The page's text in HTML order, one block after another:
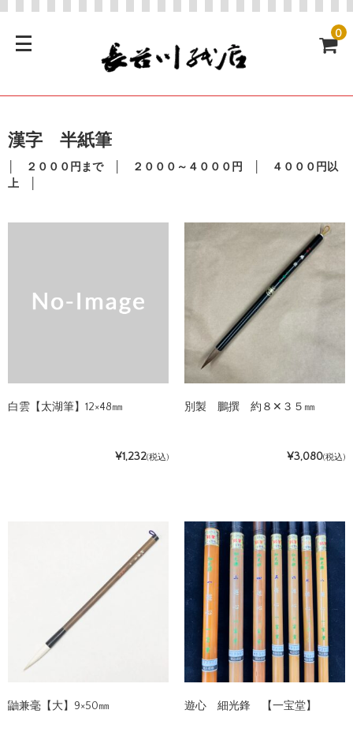
0
漢字 半紙筆
２０００円まで│ ２０００～４０００円
４０００円以
上
白雲【太湖筆】12×48㎜
¥1,232(税込)
別製 鵬撰 約８✕３５㎜
¥3,080(税込)
鼬兼毫【大】9×50㎜ 遊心 細光鋒 【一宝堂】